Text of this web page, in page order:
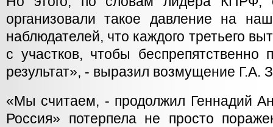
организовали такое давление на
наблюдателей, что каждого третьего
с участков, чтобы беспрепятственно
результат», - выразил возмущение Г.А.
«Мы считаем, - продолжил Геннадий
Россия» потерпела не просто